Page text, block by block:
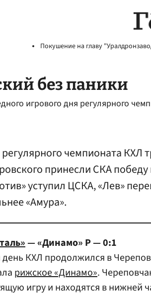
Покушение на главу
без паники
игрового дня регулярного
чемпионата КХЛ
принесли СКА
уступил ЦСКА, «Лев»
«Амура».
— «Динамо» Р — 0:1
КХЛ продолжился в
рижское «Динамо».
игру и находятся в нижней